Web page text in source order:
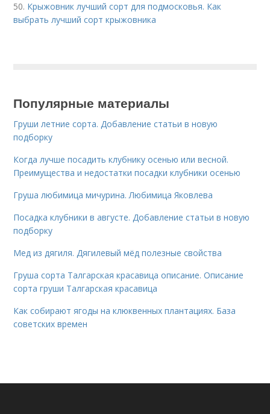
50. Крыжовник лучший сорт для подмосковья. Как
выбрать лучший сорт крыжовника
Популярные материалы
Груши летние сорта. Добавление статьи в новую
подборку
Когда лучше посадить клубнику осенью или весной.
Преимущества и недостатки посадки клубники осенью
Груша любимица мичурина. Любимица Яковлева
Посадка клубники в августе. Добавление статьи в новую
подборку
Мед из дягиля. Дягилевый мёд полезные свойства
Груша сорта Талгарская красавица описание. Описание
сорта груши Талгарская красавица
Как собирают ягоды на клюквенных плантациях. База
советских времен